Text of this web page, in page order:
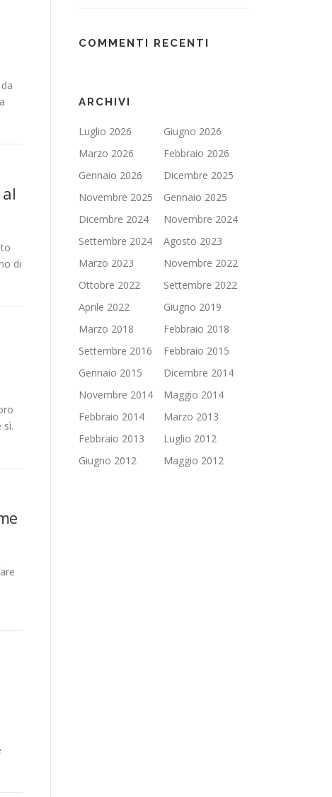
di
sì.
COMMENTI RECENTI
ARCHIVI
Luglio 2026
Giugno 2026
Marzo 2026
Febbraio 2026
Gennaio 2026
Dicembre 2025
Novembre 2025
Gennaio 2025
Dicembre 2024
Novembre 2024
Settembre 2024
Agosto 2023
Marzo 2023
Novembre 2022
Ottobre 2022
Settembre 2022
Aprile 2022
Giugno 2019
Marzo 2018
Febbraio 2018
Settembre 2016
Febbraio 2015
Gennaio 2015
Dicembre 2014
Novembre 2014
Maggio 2014
Febbraio 2014
Marzo 2013
Febbraio 2013
Luglio 2012
Giugno 2012
Maggio 2012